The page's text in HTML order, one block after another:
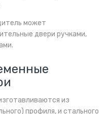
может
двери ручками,
из
профиля, и стального